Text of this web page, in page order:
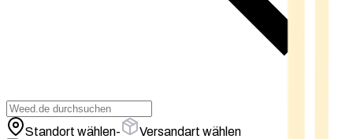
Standort wählen- Versandart wählen